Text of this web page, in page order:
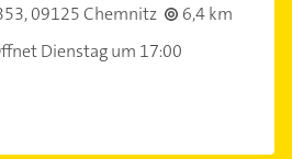
09125 Chemnitz
6,4 km
Dienstag um 17:00